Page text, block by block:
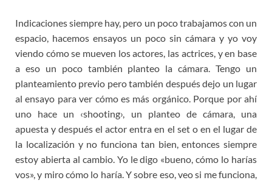
Indicaciones siempre hay, pero un poco trabajamos con un
espacio, hacemos ensayos un poco sin cámara y yo voy
viendo cómo se mueven los actores, las actrices, y en base
a eso un poco también planteo la cámara. Tengo un
planteamiento previo pero también después dejo un lugar
al ensayo para ver cómo es más orgánico. Porque por ahí
uno hace un ‹shooting›, un planteo de cámara, una
apuesta y después el actor entra en el set o en el lugar de
la localización y no funciona tan bien, entonces siempre
estoy abierta al cambio. Yo le digo «bueno, cómo lo harías
vos», y miro cómo lo haría. Y sobre eso, veo si me funciona,